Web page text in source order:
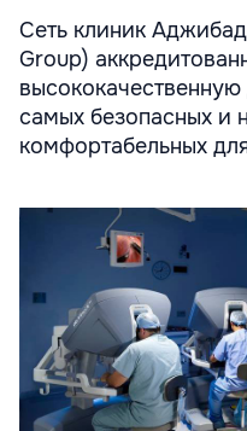
Cеть клиник
Group)
самых безопасных и
комфортабельных